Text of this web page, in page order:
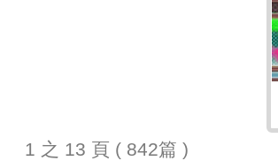
1 之 13 頁 ( 842篇 )